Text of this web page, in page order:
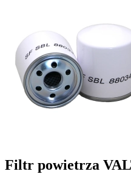
Filtr powietrza